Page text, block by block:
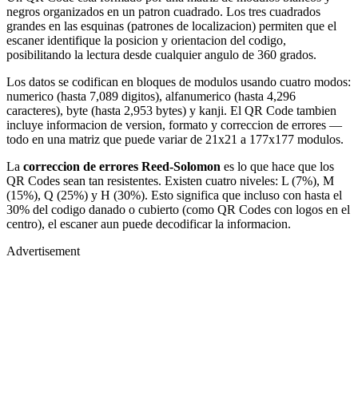
negros organizados en un patron cuadrado. Los tres cuadrados
grandes en las esquinas (patrones de localizacion) permiten que el
escaner identifique la posicion y orientacion del codigo,
posibilitando la lectura desde cualquier angulo de 360 grados.
Los datos se codifican en bloques de modulos usando cuatro modos:
numerico (hasta 7,089 digitos), alfanumerico (hasta 4,296
caracteres), byte (hasta 2,953 bytes) y kanji. El QR Code tambien
incluye informacion de version, formato y correccion de errores —
todo en una matriz que puede variar de 21x21 a 177x177 modulos.
La correccion de errores Reed-Solomon es lo que hace que los
QR Codes sean tan resistentes. Existen cuatro niveles: L (7%), M
(15%), Q (25%) y H (30%). Esto significa que incluso con hasta el
30% del codigo danado o cubierto (como QR Codes con logos en el
centro), el escaner aun puede decodificar la informacion.
Advertisement